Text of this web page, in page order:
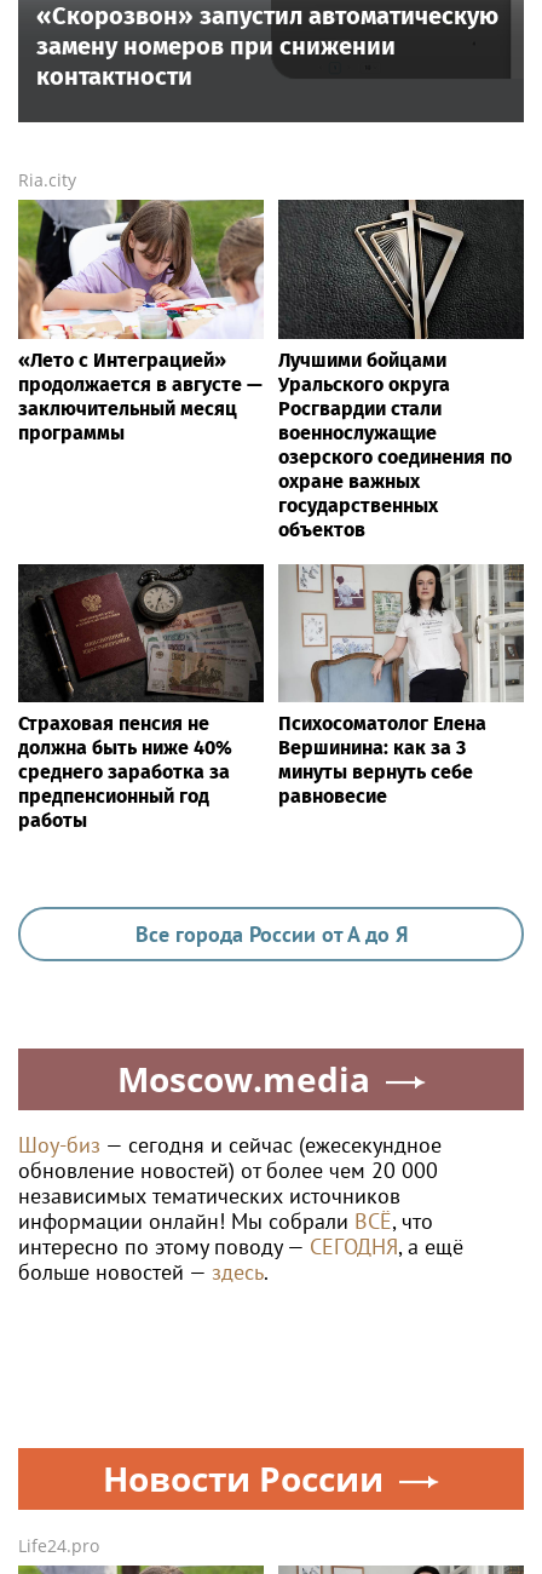
«Скорозвон» запустил автоматическую
замену номеров при снижении
контактности
Ria.city
«Лето с Интеграцией»
продолжается в августе —
заключительный месяц
программы
Лучшими бойцами
Уральского округа
Росгвардии стали
военнослужащие
озерского соединения по
охране важных
государственных
объектов
Страховая пенсия не
должна быть ниже 40%
среднего заработка за
предпенсионный год
работы
Психосоматолог Елена
Вершинина: как за 3
минуты вернуть себе
равновесие
Все города России от А до Я
Moscow.media
Шоу-биз — сегодня и сейчас (ежесекундное
обновление новостей) от более чем 20 000
независимых тематических источников
информации онлайн! Мы собрали ВСЁ, что
интересно по этому поводу — СЕГОДНЯ, а ещё
больше новостей — здесь.
Новости России
Life24.pro